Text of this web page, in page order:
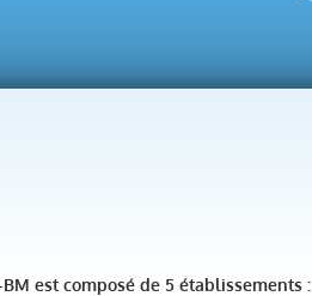
BM est composé de 5 établissements :